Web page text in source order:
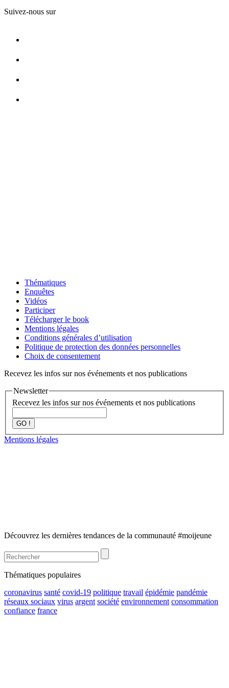
Suivez-nous sur
Thématiques
Enquêtes
Vidéos
Participer
Télécharger le book
Mentions légales
Conditions générales d’utilisation
Politique de protection des données personnelles
Choix de consentement
Recevez les infos sur nos événements et nos publications
Newsletter
Recevez les infos sur nos événements et nos publications
GO !
Mentions légales
Découvrez les dernières tendances de la communauté #moijeune
Thématiques populaires
coronavirus santé covid-19 politique travail épidémie pandémie
réseaux sociaux virus argent société environnement consommation
confiance france